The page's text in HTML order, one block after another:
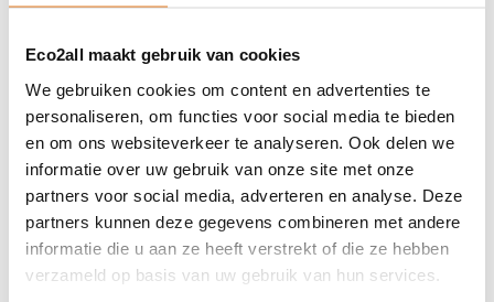
Eco2all maakt gebruik van cookies
We gebruiken cookies om content en advertenties te
personaliseren, om functies voor social media te bieden
en om ons websiteverkeer te analyseren. Ook delen we
informatie over uw gebruik van onze site met onze
partners voor social media, adverteren en analyse. Deze
partners kunnen deze gegevens combineren met andere
informatie die u aan ze heeft verstrekt of die ze hebben
verzameld op basis van uw gebruik van hun services.
Augustus 2024
Juli 2024
Juni 2024
Mei 2024
April 2024
Maart 2024